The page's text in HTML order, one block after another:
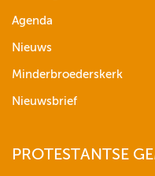
Agenda
Nieuws
Minderbroederskerk
Nieuwsbrief
PROTESTANTSE